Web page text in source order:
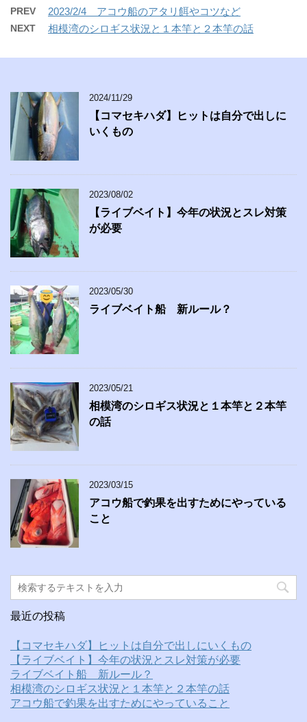
PREV 2023/2/4 アコウ船のアタリ餌やコツなど
NEXT 相模湾のシロギス状況と１本竿と２本竿の話
2024/11/29
【コマセキハダ】ヒットは自分で出しに
いくもの
2023/08/02
【ライブベイト】今年の状況とスレ対策
が必要
2023/05/30
ライブベイト船 新ルール？
2023/05/21
相模湾のシロギス状況と１本竿と２本竿
の話
2023/03/15
アコウ船で釣果を出すためにやっている
こと
最近の投稿
【コマセキハダ】ヒットは自分で出しにいくもの
【ライブベイト】今年の状況とスレ対策が必要
ライブベイト船 新ルール？
相模湾のシロギス状況と１本竿と２本竿の話
アコウ船で釣果を出すためにやっていること